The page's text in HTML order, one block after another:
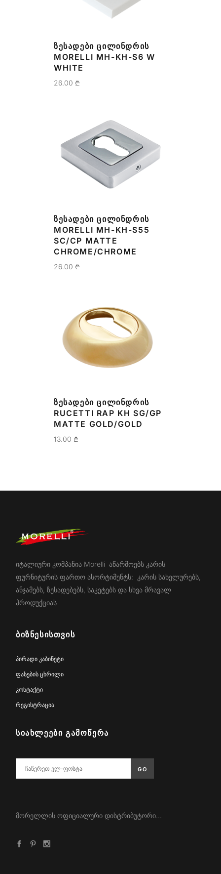
ᲖᲔᲡᲐᲓᲔᲑᲘ ᲪᲘᲚᲘᲜᲓᲠᲘᲡ
MORELLI MH-KH-S6 W
WHITE
26.00 ₾
ᲖᲔᲡᲐᲓᲔᲑᲘ ᲪᲘᲚᲘᲜᲓᲠᲘᲡ
MORELLI MH-KH-S55
SC/CP MATTE
CHROME/CHROME
26.00 ₾
ᲖᲔᲡᲐᲓᲔᲑᲘ ᲪᲘᲚᲘᲜᲓᲠᲘᲡ
RUCETTI RAP KH SG/GP
MATTE GOLD/GOLD
13.00 ₾
იტალიური კომპანია Morelli აწარმოებს კარის
ფურნიტურის ფართო ასორტიმენტს: კარის სახელურებს,
ანჯამებს, ზესადებებს, საკეტებს და სხვა მრავალ
პროდუქციას
ᲑᲘᲖᲜᲔᲡᲘᲡᲗᲕᲘᲡ
პირადი კაბინეტი
ფასების ცხრილი
კონტაქტი
რეგისტრაცია
ᲡᲘᲐᲮᲚᲔᲔᲑᲘ ᲒᲐᲛᲝᲬᲔᲠᲐ
მორელლის ოფიციალური დისტრიბუტორი...